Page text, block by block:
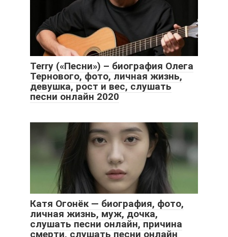
Terry («Песни») – биография Олега
Тернового, фото, личная жизнь,
девушка, рост и вес, слушать
песни онлайн 2020
Катя Огонёк — биография, фото,
личная жизнь, муж, дочка,
слушать песни онлайн, причина
смерти, слушать песни онлайн